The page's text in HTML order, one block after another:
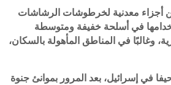
أجزاء معدنية لخرطوشات الرشاشات
في أسلحة خفيفة ومتوسطة
وغالبًا في المناطق المأهولة بالسكان،
في إسرائيل، بعد المرور بموانئ جنوة